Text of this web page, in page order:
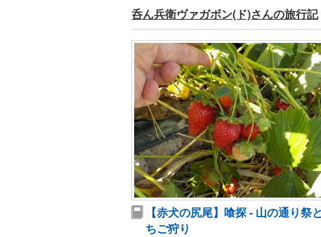
呑ん兵衛ヴァガボン(ド)さんの旅行記
【赤犬の尻尾】喰探 - 山の通り祭
ちご狩り